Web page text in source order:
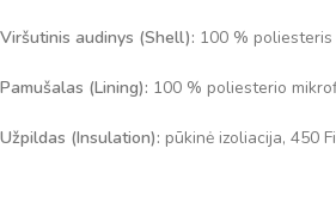
Viršutinis audinys (Shell): 100 % poliesteris
Pamušalas (Lining): 100 % poliesterio
Užpildas (Insulation): pūkinė izoliacija, 450